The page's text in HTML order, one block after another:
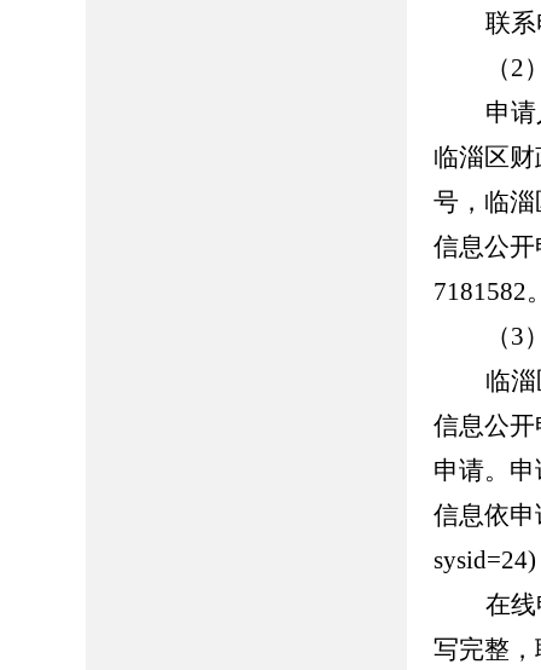
联
（2
申
临淄区
号 ，临
信息公
7181582
（3
临
信息公
申请。
信息依
sysid=24)
在
写完整